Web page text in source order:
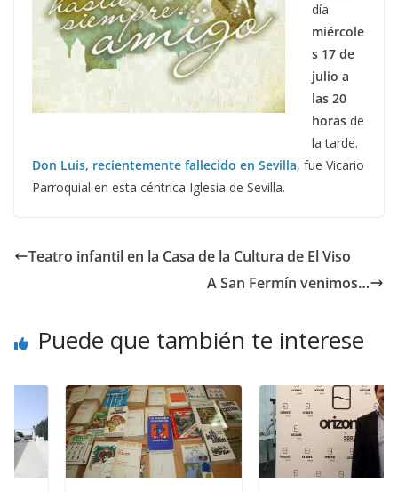
día
miércole
s 17 de
julio a
las 20
horas de
la tarde.
Don Luis, recientemente fallecido en Sevilla, fue Vicario
Parroquial en esta céntrica Iglesia de Sevilla.
Teatro infantil en la Casa de la Cultura de El Viso
A San Fermín venimos…
Puede que también te interese